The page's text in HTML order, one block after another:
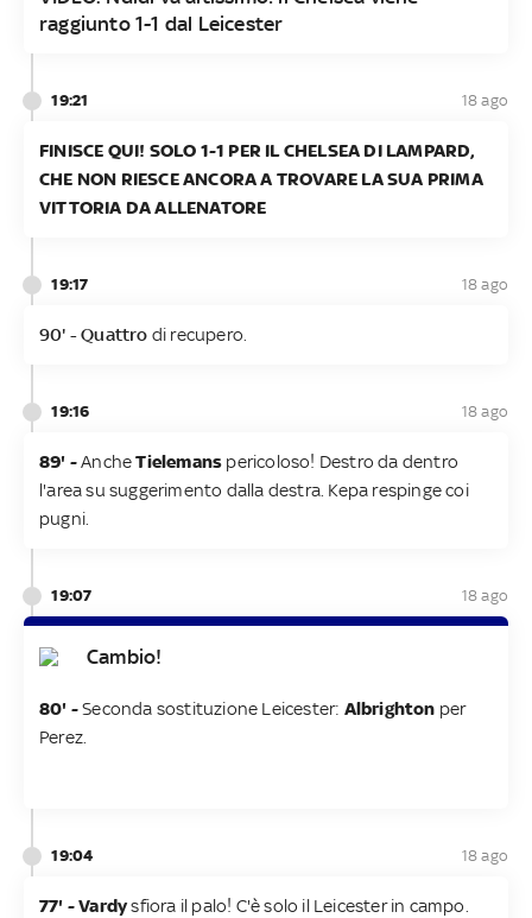
raggiunto 1-1 dal Leicester
19:21 18 ago
FINISCE QUI! SOLO 1-1 PER IL CHELSEA DI LAMPARD,
CHE NON RIESCE ANCORA A TROVARE LA SUA PRIMA
VITTORIA DA ALLENATORE
19:17 18 ago
90' - Quattro di recupero.
19:16 18 ago
89' -AncheTielemans pericoloso! Destro da dentro
l'area su suggerimento dalla destra. Kepa respinge coi
pugni.
19:07 18 ago
Cambio!
80' -Seconda sostituzione Leicester: Albrighton per
Perez.
19:04 18 ago
77' - Vardysfiora il palo! C'è solo il Leicester in campo.